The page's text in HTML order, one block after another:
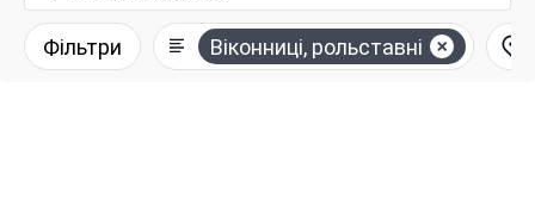
Фільтри Віконниці, рольставні